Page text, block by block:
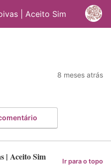
| Aceito Sim
8 meses atrás
| Aceito Sim Ir para o topo